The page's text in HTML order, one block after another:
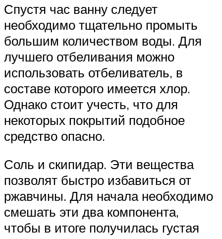
Спустя час ванну следует
необходимо тщательно промыть
большим количеством воды. Для
лучшего отбеливания можно
использовать отбеливатель, в
составе которого имеется хлор.
Однако стоит учесть, что для
некоторых покрытий подобное
средство опасно.
Соль и скипидар. Эти вещества
позволят быстро избавиться от
ржавчины. Для начала необходимо
смешать эти два компонента,
чтобы в итоге получилась густая